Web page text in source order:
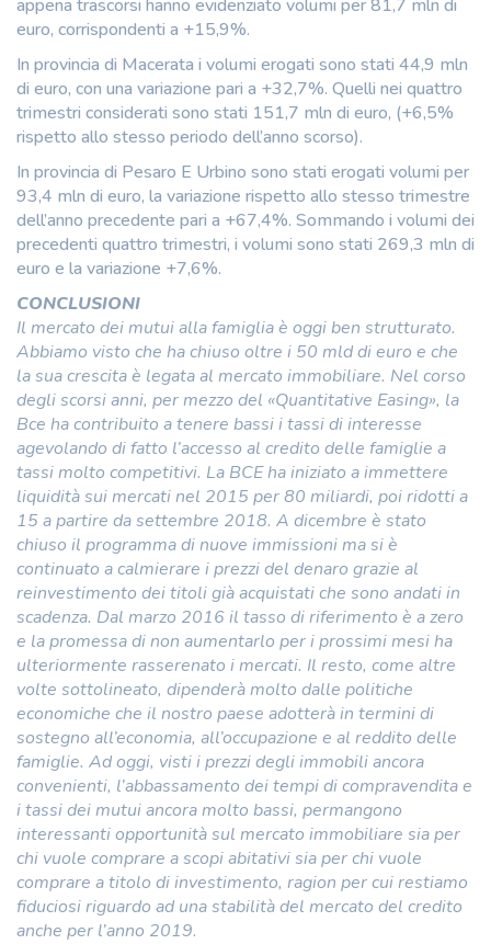
appena trascorsi hanno evidenziato volumi per 81,7 mln di
euro, corrispondenti a +15,9%.
In provincia di Macerata i volumi erogati sono stati 44,9 mln
di euro, con una variazione pari a +32,7%. Quelli nei quattro
trimestri considerati sono stati 151,7 mln di euro, (+6,5%
rispetto allo stesso periodo dell’anno scorso).
In provincia di Pesaro E Urbino sono stati erogati volumi per
93,4 mln di euro, la variazione rispetto allo stesso trimestre
dell’anno precedente pari a +67,4%. Sommando i volumi dei
precedenti quattro trimestri, i volumi sono stati 269,3 mln di
euro e la variazione +7,6%.
CONCLUSIONI
Il mercato dei mutui alla famiglia è oggi ben strutturato.
Abbiamo visto che ha chiuso oltre i 50 mld di euro e che
la sua crescita è legata al mercato immobiliare. Nel corso
degli scorsi anni, per mezzo del «Quantitative Easing», la
Bce ha contribuito a tenere bassi i tassi di interesse
agevolando di fatto l’accesso al credito delle famiglie a
tassi molto competitivi. La BCE ha iniziato a immettere
liquidità sui mercati nel 2015 per 80 miliardi, poi ridotti a
15 a partire da settembre 2018. A dicembre è stato
chiuso il programma di nuove immissioni ma si è
continuato a calmierare i prezzi del denaro grazie al
reinvestimento dei titoli già acquistati che sono andati in
scadenza. Dal marzo 2016 il tasso di riferimento è a zero
e la promessa di non aumentarlo per i prossimi mesi ha
ulteriormente rasserenato i mercati. Il resto, come altre
volte sottolineato, dipenderà molto dalle politiche
economiche che il nostro paese adotterà in termini di
sostegno all’economia, all’occupazione e al reddito delle
famiglie. Ad oggi, visti i prezzi degli immobili ancora
convenienti, l’abbassamento dei tempi di compravendita e
i tassi dei mutui ancora molto bassi, permangono
interessanti opportunità sul mercato immobiliare sia per
chi vuole comprare a scopi abitativi sia per chi vuole
comprare a titolo di investimento, ragion per cui restiamo
fiduciosi riguardo ad una stabilità del mercato del credito
anche per l’anno 2019.